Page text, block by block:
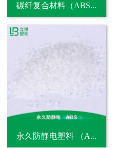
碳纤复合材料（ABS...
永久防静电塑料 （A...